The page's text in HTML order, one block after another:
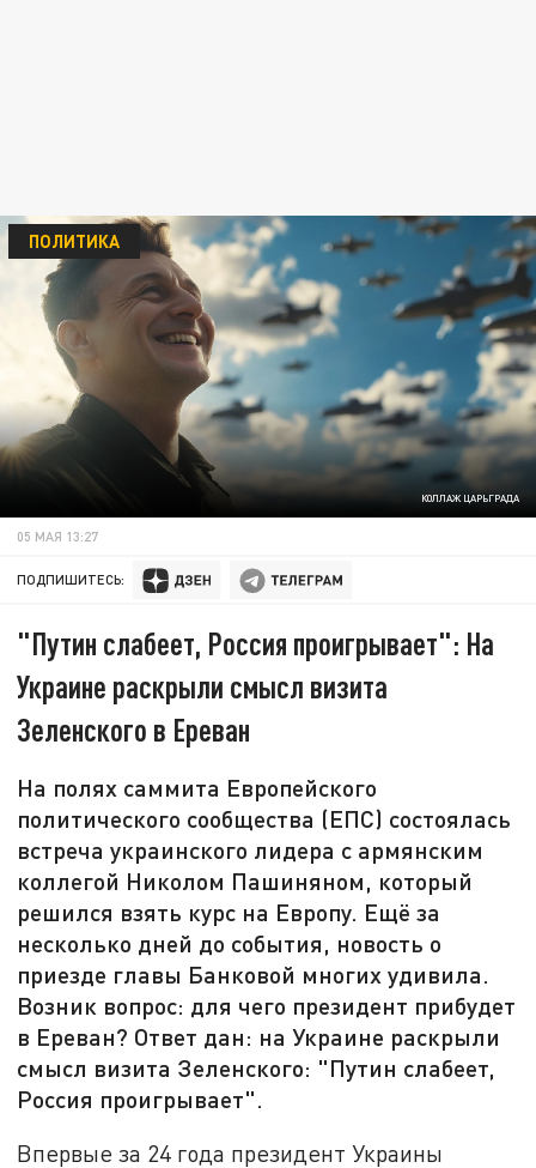
КОЛЛАЖ ЦАРЬГРАДА
ПОЛИТИКА
05 МАЯ 13:27
ПОДПИШИТЕСЬ:
"Путин слабеет, Россия проигрывает": На
Украине раскрыли смысл визита
Зеленского в Ереван
На полях саммита Европейского
политического сообщества (ЕПС) состоялась
встреча украинского лидера с армянским
коллегой Николом Пашиняном, который
решился взять курс на Европу. Ещё за
несколько дней до события, новость о
приезде главы Банковой многих удивила.
Возник вопрос: для чего президент прибудет
в Ереван? Ответ дан: на Украине раскрыли
смысл визита Зеленского: "Путин слабеет,
Россия проигрывает".
Впервые за 24 года президент Украины